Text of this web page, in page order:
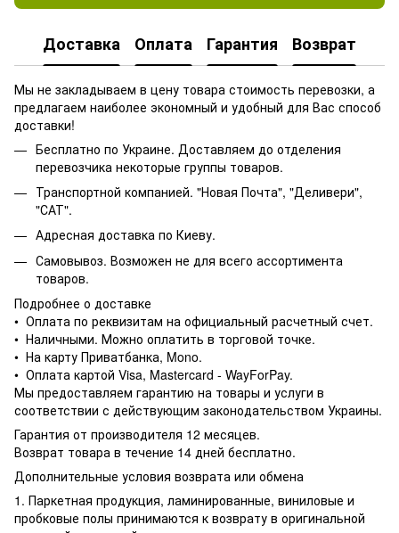
Доставка Оплата Гарантия Возврат
Мы не закладываем в цену товара стоимость перевозки, а
предлагаем наиболее экономный и удобный для Вас способ
доставки!
Бесплатно по Украине. Доставляем до отделения
перевозчика некоторые группы товаров.
Транспортной компанией. "Новая Почта", "Деливери",
"САТ".
Адресная доставка по Киеву.
Самовывоз. Возможен не для всего ассортимента
товаров.
Подробнее о доставке
• Оплата по реквизитам на официальный расчетный счет.
• Наличными. Можно оплатить в торговой точке.
• На карту Приватбанка, Mono.
• Оплата картой Visa, Mastercard - WayForPay.
Мы предоставляем гарантию на товары и услуги в
соответствии с действующим законодательством Украины.
Гарантия от производителя 12 месяцев.
Возврат товара в течение 14 дней бесплатно.
Дополнительные условия возврата или обмена
1. Паркетная продукция, ламинированные, виниловые и
пробковые полы принимаются к возврату в оригинальной